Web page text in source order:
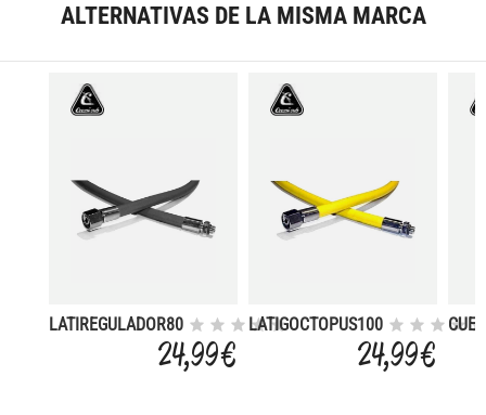
ALTERNATIVAS DE LA MISMA MARCA
LATIREGULADOR80
24,99 €
LATIGOCTOPUS100
24,99 €